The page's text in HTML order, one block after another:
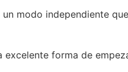
modo independiente
forma de